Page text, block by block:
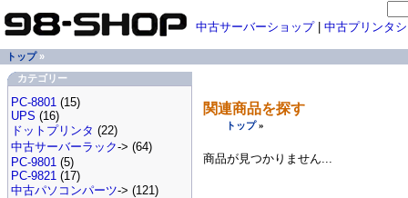
関連商品を探す
トップ»
商品が見つかりません...
中古サーバーショップ| 中古プリンタ
トップ»
カテゴリー
PC-8801 (15)
UPS (16)
ドットプリンタ (22)
中古サーバーラック-> (64)
PC-9801 (5)
PC-9821 (17)
中古パソコンパーツ-> (121)